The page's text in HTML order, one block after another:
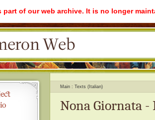
part of our web archive. It is no longer
Main Texts (Italian)
Nona Giornata -